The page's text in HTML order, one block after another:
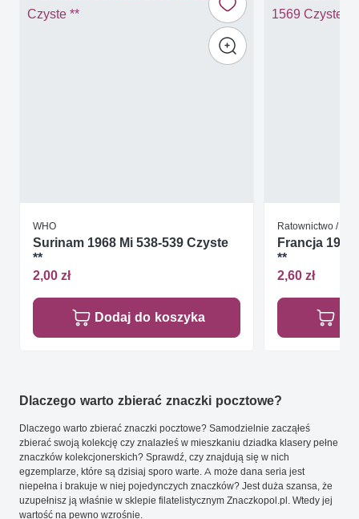
WHO
Surinam 1968 Mi 538-539 Czyste
**
2,00 zł
Dodaj do koszyka
Ratownictwo /
Francja 1966
**
2,60 zł
Dlaczego warto zbierać znaczki pocztowe?
Dlaczego warto zbierać znaczki pocztowe? Samodzielnie zacząłeś
zbierać swoją kolekcję czy znalazłeś w mieszkaniu dziadka klasery pełne
znaczków kolekcjonerskich? Sprawdź, czy znajdują się w nich
egzemplarze, które są dzisiaj sporo warte. A może dana seria jest
niepełna i brakuje w niej pojedynczych znaczków? Jest duża szansa, że
uzupełnisz ją właśnie w sklepie filatelistycznym Znaczkopol.pl. Wtedy jej
wartość na pewno wzrośnie.